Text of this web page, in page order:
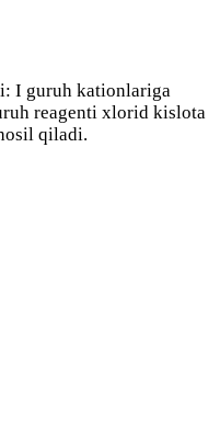
I guruh kationlariga
reagenti xlorid kislota
qiladi.